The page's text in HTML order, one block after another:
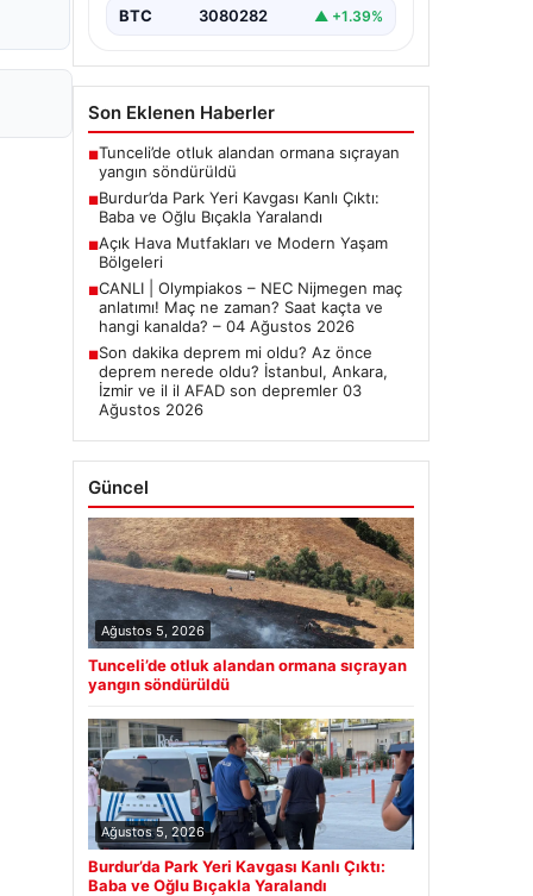
BTC 3080282 ▲ +1.39%
Son Eklenen Haberler
■Tunceli’de otluk alandan ormana sıçrayan
yangın söndürüldü
■Burdur’da Park Yeri Kavgası Kanlı Çıktı:
Baba ve Oğlu Bıçakla Yaralandı
■Açık Hava Mutfakları ve Modern Yaşam
Bölgeleri
■CANLI | Olympiakos – NEC Nijmegen maç
anlatımı! Maç ne zaman? Saat kaçta ve
hangi kanalda? – 04 Ağustos 2026
■Son dakika deprem mi oldu? Az önce
deprem nerede oldu? İstanbul, Ankara,
İzmir ve il il AFAD son depremler 03
Ağustos 2026
Güncel
Ağustos 5, 2026
Tunceli’de otluk alandan ormana sıçrayan
yangın söndürüldü
Ağustos 5, 2026
Burdur’da Park Yeri Kavgası Kanlı Çıktı:
Baba ve Oğlu Bıçakla Yaralandı